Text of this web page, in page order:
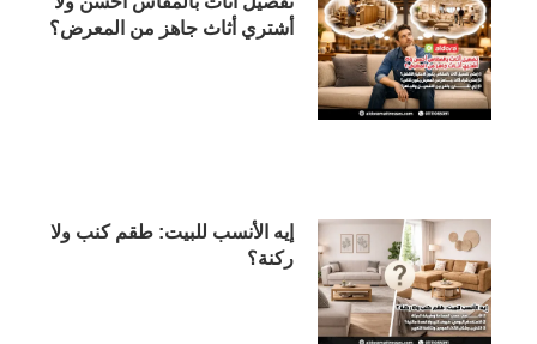
أشتري أثاث جاهز من المعرض؟
إيه الأنسب للبيت: طقم كنب ولا
ركنة؟